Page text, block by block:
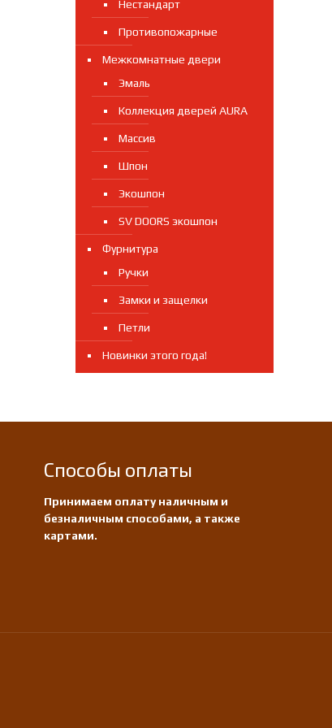
Нестандарт
Противопожарные
Межкомнатные двери
Эмаль
Коллекция дверей AURA
Массив
Шпон
Экошпон
SV DOORS экошпон
Фурнитура
Ручки
Замки и защелки
Петли
Новинки этого года!
Способы оплаты
Принимаем оплату наличным и
безналичным способами, а также
картами.